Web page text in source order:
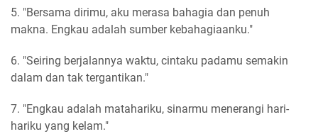
5. "Bersama dirimu, aku merasa bahagia dan penuh
makna. Engkau adalah sumber kebahagiaanku."
6. "Seiring berjalannya waktu, cintaku padamu semakin
dalam dan tak tergantikan."
7. "Engkau adalah matahariku, sinarmu menerangi hari-
hariku yang kelam."